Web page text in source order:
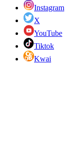
Instagram
X
YouTube
Tiktok
Kwai